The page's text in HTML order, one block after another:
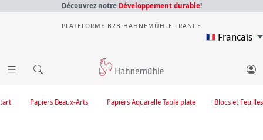
Découvrez notre Développement durable!
PLATEFORME B2B HAHNEMÜHLE FRANCE
Francais
Blocs et Feuilles
Papiers Aquarelle Table plate
Papiers Beaux-Arts